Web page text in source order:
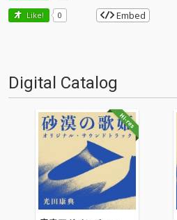
Like! 0 Embed
Digital Catalog